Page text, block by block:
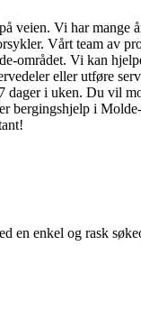
Vi har mange
Vårt team av
Vi kan
eller utføre
i uken. Du vil
bergingshjelp i
en enkel og rask